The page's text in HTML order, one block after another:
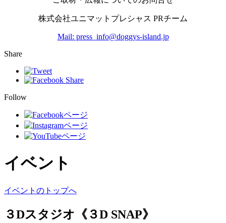
株式会社ユニマットプレシャス PRチーム
Mail: press_info@doggys-island.jp
Share
Follow
イベント
イベントのトップへ
３Dスタジオ《３D SNAP》